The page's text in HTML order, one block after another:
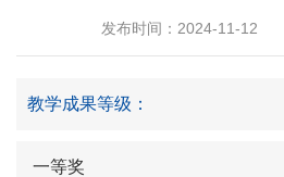
发布时间：2024-11-12
教学成果等级：
一等奖